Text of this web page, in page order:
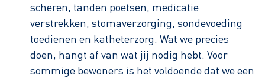
scheren, tanden poetsen, medicatie
verstrekken, stomaverzorging, sondevoeding
toedienen en katheterzorg. Wat we precies
doen, hangt af van wat jij nodig hebt. Voor
sommige bewoners is het voldoende dat we een